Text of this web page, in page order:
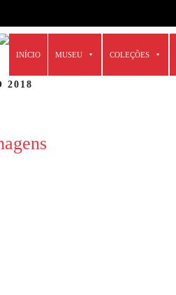
INÍCIO MUSEU COLEÇÕES
2018